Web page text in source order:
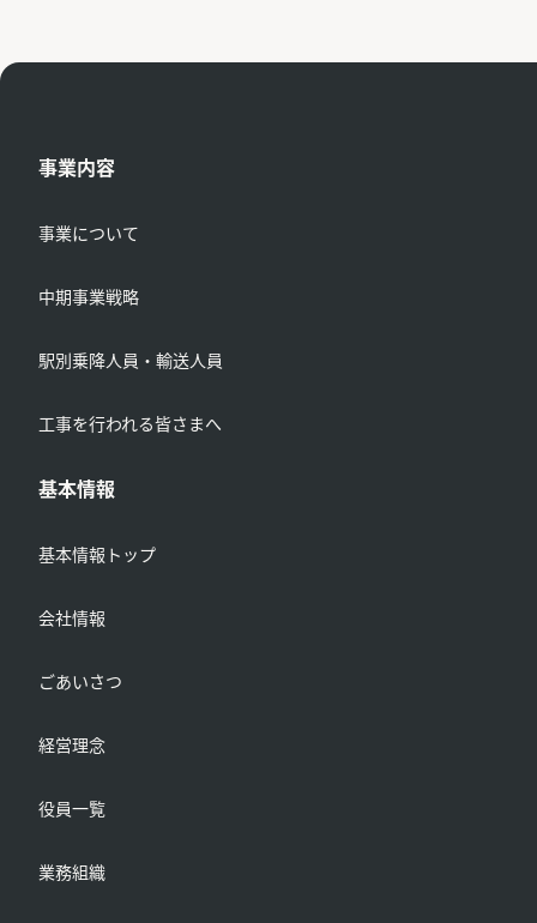
事業内容
事業について
中期事業戦略
駅別乗降人員・輸送人員
工事を行われる皆さまへ
基本情報
基本情報トップ
会社情報
ごあいさつ
経営理念
役員一覧
業務組織